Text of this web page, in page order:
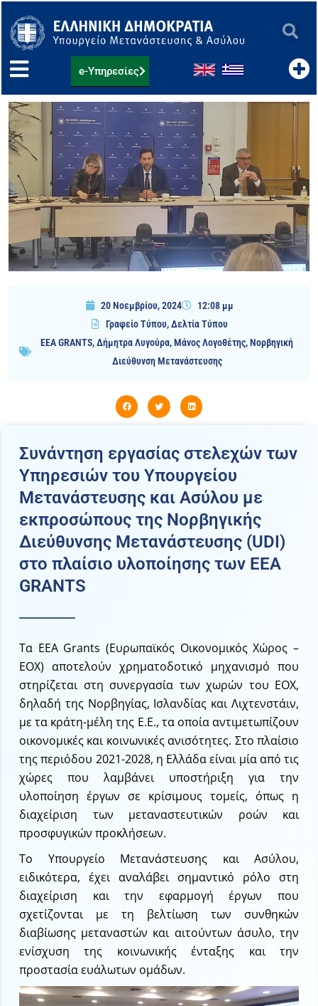
στο
περιεχόμενο
e-Υπηρεσίες
20 Νοεμβρίου, 2024
12:08 μμ
Γραφείο Τύπου,Δελτία Τύπου
EEA GRANTS,Δήμητρα Λυγούρα,Μάνος Λογοθέτης,Νορβηγική
Διεύθυνση Μετανάστευσης
Συνάντηση εργασίας στελεχών των
Υπηρεσιών του Υπουργείου
Μετανάστευσης και Ασύλου με
εκπροσώπους της Νορβηγικής
Διεύθυνσης Μετανάστευσης (UDI)
στο πλαίσιο υλοποίησης των ΕΕΑ
GRANTS
Τα EEA Grants (Ευρωπαϊκός Οικονομικός Χώρος –
ΕΟΧ) αποτελούν χρηματοδοτικό μηχανισμό που
στηρίζεται στη συνεργασία των χωρών του ΕΟΧ,
δηλαδή της Νορβηγίας, Ισλανδίας και Λιχτενστάιν,
με τα κράτη-μέλη της Ε.Ε., τα οποία αντιμετωπίζουν
οικονομικές και κοινωνικές ανισότητες. Στο πλαίσιο
της περιόδου 2021-2028, η Ελλάδα είναι μία από τις
χώρες που λαμβάνει υποστήριξη για την
υλοποίηση έργων σε κρίσιμους τομείς, όπως η
διαχείριση των μεταναστευτικών ροών και
προσφυγικών προκλήσεων.
Το Υπουργείο Μετανάστευσης και Ασύλου,
ειδικότερα, έχει αναλάβει σημαντικό ρόλο στη
διαχείριση και την εφαρμογή έργων που
σχετίζονται με τη βελτίωση των συνθηκών
διαβίωσης μεταναστών και αιτούντων άσυλο, την
ενίσχυση της κοινωνικής ένταξης και την
προστασία ευάλωτων ομάδων.